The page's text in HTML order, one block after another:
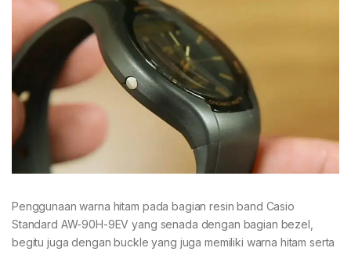
Penggunaan warna hitam pada bagian resin band Casio
Standard AW-90H-9EV yang senada dengan bagian bezel,
begitu juga dengan buckle yang juga memiliki warna hitam serta